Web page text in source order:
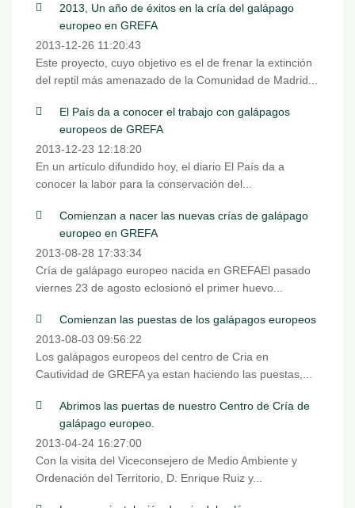
2013, Un año de éxitos en la cría del galápago
europeo en GREFA
2013-12-26 11:20:43
Este proyecto, cuyo objetivo es el de frenar la extinción
del reptil más amenazado de la Comunidad de Madrid...
El País da a conocer el trabajo con galápagos
europeos de GREFA
2013-12-23 12:18:20
En un artículo difundido hoy, el diario El País da a
conocer la labor para la conservación del...
Comienzan a nacer las nuevas crías de galápago
europeo en GREFA
2013-08-28 17:33:34
Cría de galápago europeo nacida en GREFAEl pasado
viernes 23 de agosto eclosionó el primer huevo...
Comienzan las puestas de los galápagos europeos
2013-08-03 09:56:22
Los galápagos europeos del centro de Cria en
Cautividad de GREFA ya estan haciendo las puestas,...
Abrimos las puertas de nuestro Centro de Cría de
galápago europeo.
2013-04-24 16:27:00
Con la visita del Viceconsejero de Medio Ambiente y
Ordenación del Territorio, D. Enrique Ruiz y...